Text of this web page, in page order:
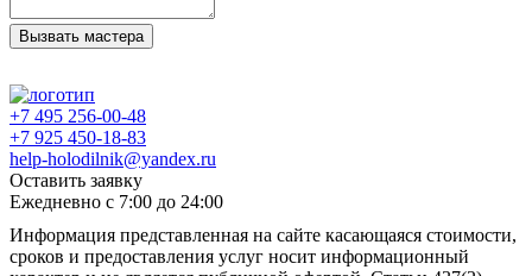
Вызвать мастера
+7 495 256-00-48
+7 925 450-18-83
help-holodilnik@yandex.ru
Оставить заявку
Ежедневно с 7:00 до 24:00
Информация представленная на сайте касающаяся стоимости,
сроков и предоставления услуг носит информационный